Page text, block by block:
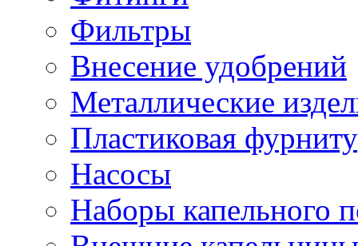
Фильтры
Внесение удобрений
Металлические
Пластиковая
Насосы
Наборы капельного